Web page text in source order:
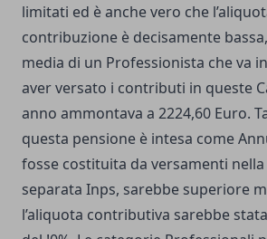
limitati ed è anche vero che
contribuzione è decisamente
media di un Professionista che va
aver versato i contributi in queste
anno ammontava a 2224,60 Euro.
questa pensione è intesa come
fosse costituita da versamenti
separata Inps, sarebbe superiore
l’aliquota contributiva sarebbe